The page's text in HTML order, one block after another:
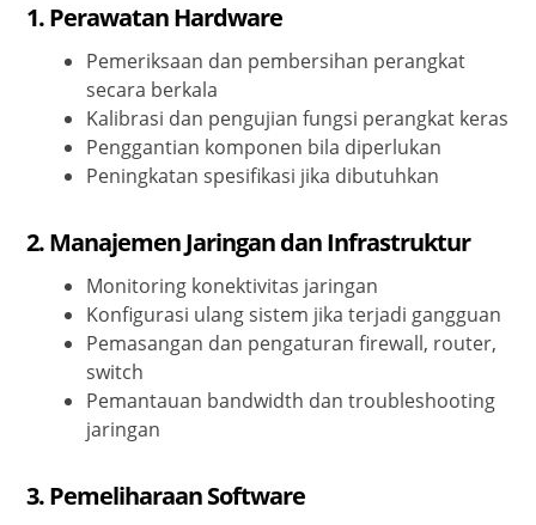
1.Perawatan Hardware
Pemeriksaan dan pembersihan perangkat
secara berkala
Kalibrasi dan pengujian fungsi perangkat keras
Penggantian komponen bila diperlukan
Peningkatan spesifikasi jika dibutuhkan
2.Manajemen Jaringan dan Infrastruktur
Monitoring konektivitas jaringan
Konfigurasi ulang sistem jika terjadi gangguan
Pemasangan dan pengaturan firewall, router,
switch
Pemantauan bandwidth dan troubleshooting
jaringan
3.Pemeliharaan Software